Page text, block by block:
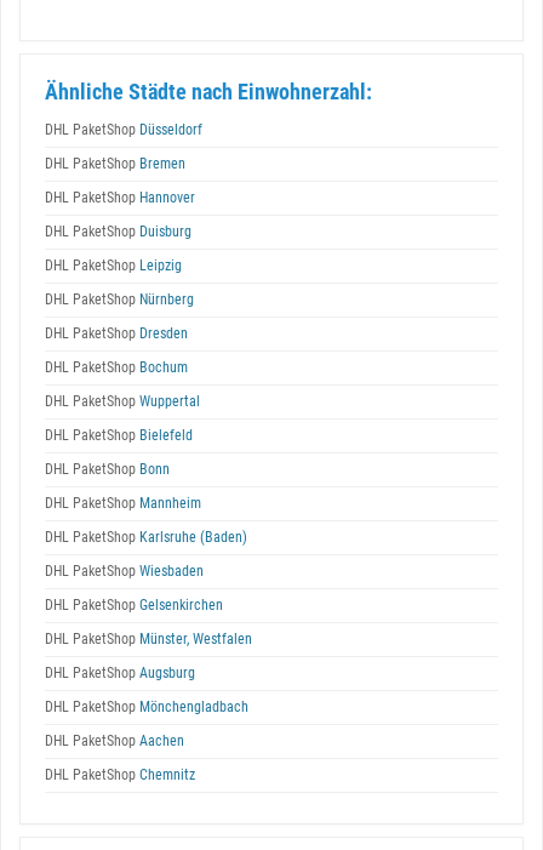
Ähnliche Städte nach Einwohnerzahl:
DHL PaketShop Düsseldorf
DHL PaketShop Bremen
DHL PaketShop Hannover
DHL PaketShop Duisburg
DHL PaketShop Leipzig
DHL PaketShop Nürnberg
DHL PaketShop Dresden
DHL PaketShop Bochum
DHL PaketShop Wuppertal
DHL PaketShop Bielefeld
DHL PaketShop Bonn
DHL PaketShop Mannheim
DHL PaketShop Karlsruhe (Baden)
DHL PaketShop Wiesbaden
DHL PaketShop Gelsenkirchen
DHL PaketShop Münster, Westfalen
DHL PaketShop Augsburg
DHL PaketShop Mönchengladbach
DHL PaketShop Aachen
DHL PaketShop Chemnitz